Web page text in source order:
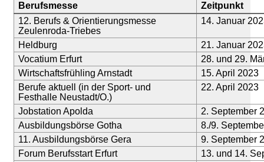
Berufsmesse
Zeitpunkt
12. Berufs & Orientierungsmesse
Zeulenroda-Triebes
14. Januar
Heldburg
21. Januar
Vocatium Erfurt
28. und 29.
Wirtschaftsfrühling Arnstadt
15. April 2023
Berufe aktuell (in der Sport- und
Festhalle Neustadt/O.)
22. April 2023
Jobstation Apolda
2. September
Ausbildungsbörse Gotha
8./9.
11. Ausbildungsbörse Gera
9. September
Forum Berufsstart Erfurt
13. und 14.